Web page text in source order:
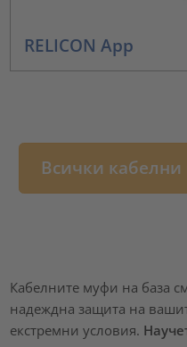
RELICON App
Всички
Кабелните муфи на база
надеждна защита на
екстремни условия.